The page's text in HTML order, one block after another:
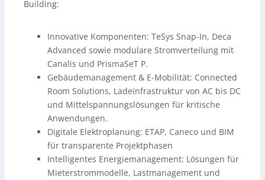
Building:
Innovative Komponenten: TeSys Snap-In, Deca
Advanced sowie modulare Stromverteilung mit
Canalis und PrismaSeT P.
Gebäudemanagement & E-Mobilität: Connected
Room Solutions, Ladeinfrastruktur von AC bis DC
und Mittelspannungslösungen für kritische
Anwendungen.
Digitale Elektroplanung: ETAP, Caneco und BIM
für transparente Projektphasen
Intelligentes Energiemanagement: Lösungen für
Mieterstrommodelle, Lastmanagement und